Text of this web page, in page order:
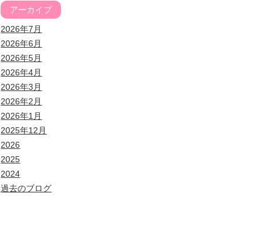
アーカイブ
2026年7月
2026年6月
2026年5月
2026年4月
2026年3月
2026年2月
2026年1月
2025年12月
2026
2025
2024
過去のブログ